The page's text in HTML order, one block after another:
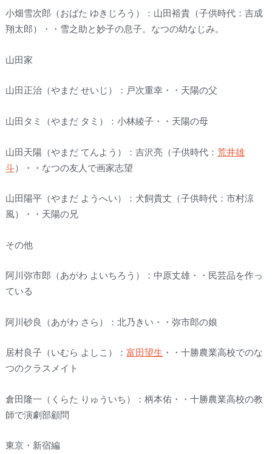
小畑雪次郎（おばた ゆきじろう）：山田裕貴（子供時代：吉成
翔太郎）・・雪之助と妙子の息子。なつの幼なじみ。
山田家
山田正治（やまだ せいじ）：戸次重幸・・天陽の父
山田タミ（やまだ タミ）：小林綾子・・天陽の母
山田天陽（やまだ てんよう）：吉沢亮（子供時代： 荒井雄
斗）・・なつの友人で画家志望
山田陽平（やまだ ようへい）：犬飼貴丈（子供時代：市村涼
風）・・天陽の兄
その他
阿川弥市郎（あがわ よいちろう）：中原丈雄・・民芸品を作っ
ている
阿川砂良（あがわ さら）：北乃きい・・弥市郎の娘
居村良子（いむら よしこ）： 富田望生 ・・十勝農業高校でのな
つのクラスメイト
倉田隆一（くらた りゅういち）：柄本佑・・十勝農業高校の教
師で演劇部顧問
東京・新宿編